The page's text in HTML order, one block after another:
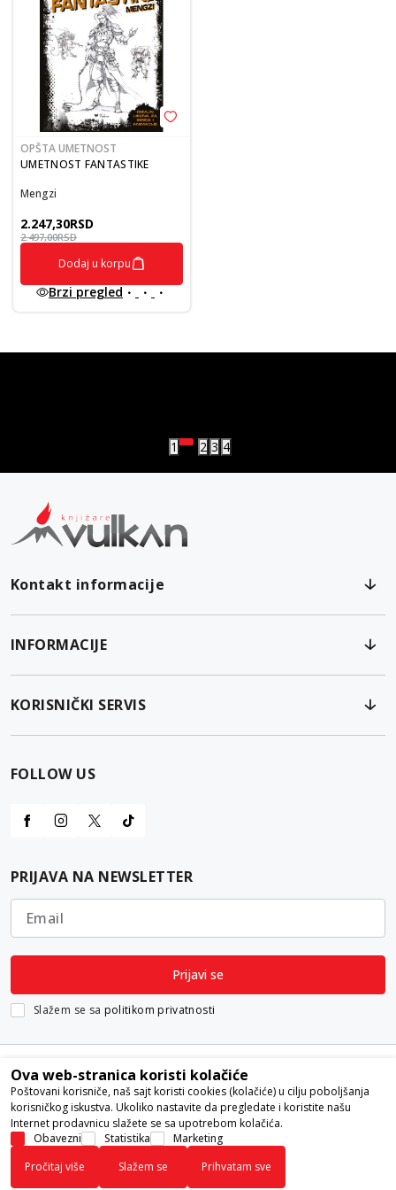
OPŠTA UMETNOST
UMETNOST FANTASTIKE
Mengzi
2.247,30RSD
2.497,00RSD
Dodaj u korpu
Brzi pregled
1 2 3 4
Kontakt informacije
INFORMACIJE
KORISNIČKI SERVIS
FOLLOW US
PRIJAVA NA NEWSLETTER
Email
Prijavi se
Slažem se sa politikom privatnosti
Nastojimo da budemo što precizniji u opisu proizvoda, prikazu slika i
samih cena, ali ne možemo garantovati da su sve informacije kompletne i
bez grešaka. Svi artikli prikazani na sajtu su deo naše ponude i ne
podrazumeva da su dostupni u svakom trenutku.
Ova web-stranica koristi kolačiće
Poštovani korisniče, naš sajt koristi cookies (kolačiće) u cilju poboljšanja
korisničkog iskustva. Ukoliko nastavite da pregledate i koristite našu
Internet prodavnicu slažete se sa upotrebom kolačića.
Obavezni
Statistika
Marketing
Pročitaj više
Slažem se Prihvatam sve